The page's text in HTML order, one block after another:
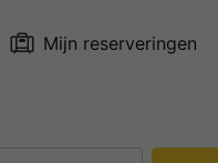
Mijn reserveringen